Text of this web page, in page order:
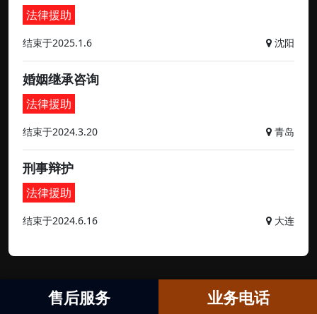
法律援助
结束于2025.1.6 沈阳
婚姻继承咨询
法律援助
结束于2024.3.20 青岛
刑事辩护
法律援助
结束于2024.6.16 大连
售后服务 业务电话